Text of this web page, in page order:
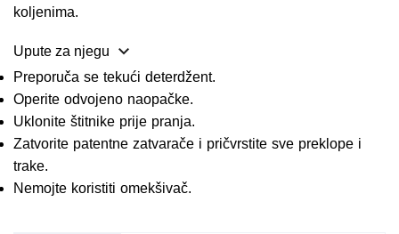
koljenima.
Upute za njegu
Preporuča se tekući deterdžent.
Operite odvojeno naopačke.
Uklonite štitnike prije pranja.
Zatvorite patentne zatvarače i pričvrstite sve preklope i
trake.
Nemojte koristiti omekšivač.